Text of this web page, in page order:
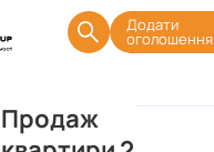
Додати
оголошення
Продаж